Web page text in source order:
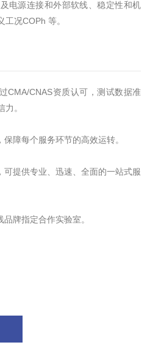
电源连接和外部软线、稳定性和机
况COPh 等。
CMA/CNAS资质认可，测试数据准
。
障每个服务环节的高效运转。
提供专业、迅速、全面的一站式服
牌指定合作实验室。